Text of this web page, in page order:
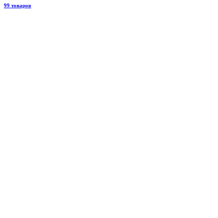
99 товаров